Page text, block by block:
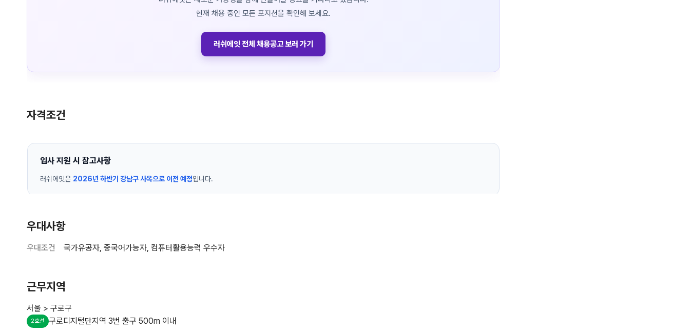
자격조건
우대사항
우대조건 국가유공자, 중국어가능자, 컴퓨터활용능력 우수자
근무지역
서울 > 구로구
2호선 구로디지털단지역 3번 출구 500m 이내